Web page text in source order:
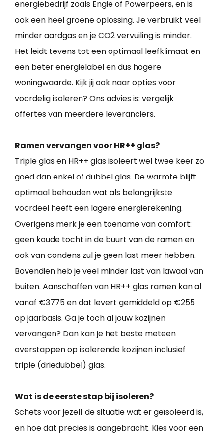
energiebedrijf zoals Engie of Powerpeers, en is
ook een heel groene oplossing. Je verbruikt veel
minder aardgas en je CO2 vervuiling is minder.
Het leidt tevens tot een optimaal leefklimaat en
een beter energielabel en dus hogere
woningwaarde. Kijk jij ook naar opties voor
voordelig isoleren? Ons advies is: vergelijk
offertes van meerdere leveranciers.
Ramen vervangen voor HR++ glas?
Triple glas en HR++ glas isoleert wel twee keer zo
goed dan enkel of dubbel glas. De warmte blijft
optimaal behouden wat als belangrijkste
voordeel heeft een lagere energierekening.
Overigens merk je een toename van comfort:
geen koude tocht in de buurt van de ramen en
ook van condens zul je geen last meer hebben.
Bovendien heb je veel minder last van lawaai van
buiten. Aanschaffen van HR++ glas ramen kan al
vanaf €3775 en dat levert gemiddeld op €255
op jaarbasis. Ga je toch al jouw kozijnen
vervangen? Dan kan je het beste meteen
overstappen op isolerende kozijnen inclusief
triple (driedubbel) glas.
Wat is de eerste stap bij isoleren?
Schets voor jezelf de situatie wat er geïsoleerd is,
en hoe dat precies is aangebracht. Kies voor een